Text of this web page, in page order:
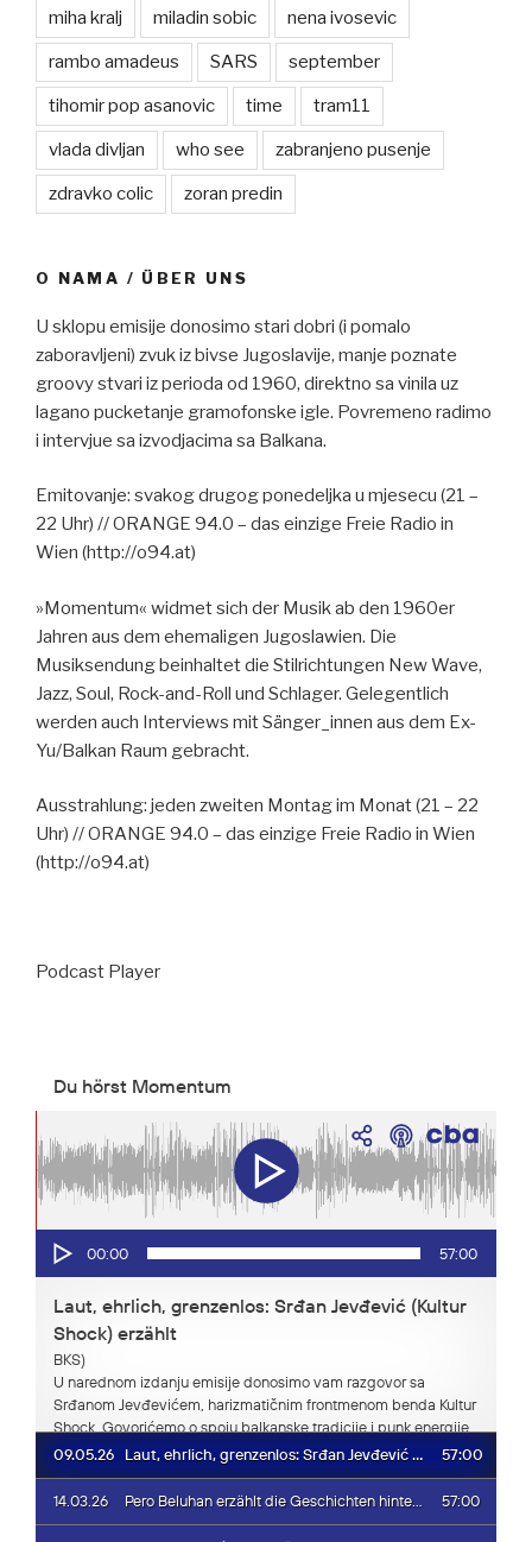
miha kralj miladin sobic nena ivosevic
rambo amadeus SARS september
tihomir pop asanovic time tram11
vlada divljan who see zabranjeno pusenje
zdravko colic zoran predin
O NAMA / ÜBER UNS
U sklopu emisije donosimo stari dobri (i pomalo
zaboravljeni) zvuk iz bivse Jugoslavije, manje poznate
groovy stvari iz perioda od 1960, direktno sa vinila uz
lagano pucketanje gramofonske igle. Povremeno radimo
i intervjue sa izvodjacima sa Balkana.
Emitovanje: svakog drugog ponedeljka u mjesecu (21 –
22 Uhr) // ORANGE 94.0 – das einzige Freie Radio in
Wien (http://o94.at)
»Momentum« widmet sich der Musik ab den 1960er
Jahren aus dem ehemaligen Jugoslawien. Die
Musiksendung beinhaltet die Stilrichtungen New Wave,
Jazz, Soul, Rock-and-Roll und Schlager. Gelegentlich
werden auch Interviews mit Sänger_innen aus dem Ex-
Yu/Balkan Raum gebracht.
Ausstrahlung: jeden zweiten Montag im Monat (21 – 22
Uhr) // ORANGE 94.0 – das einzige Freie Radio in Wien
(http://o94.at)
Podcast Player